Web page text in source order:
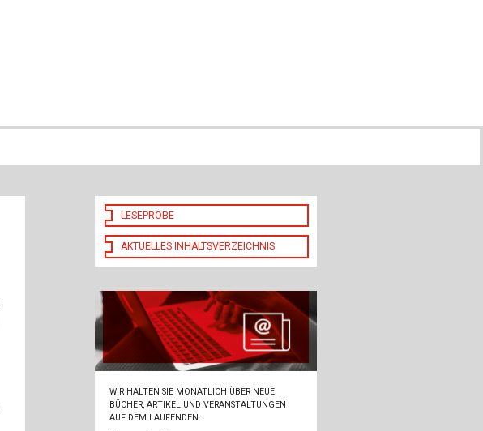
LESEPROBE
AKTUELLES INHALTSVERZEICHNIS
WIR HALTEN SIE MONATLICH ÜBER NEUE
BÜCHER, ARTIKEL UND VERANSTALTUNGEN
AUF DEM LAUFENDEN.